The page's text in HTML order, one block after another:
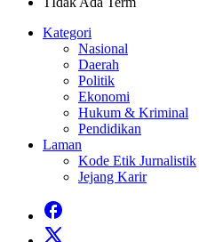
Kategori
Nasional
Daerah
Politik
Ekonomi
Hukum & Kriminal
Pendidikan
Laman
Kode Etik Jurnalistik
Jejang Karir